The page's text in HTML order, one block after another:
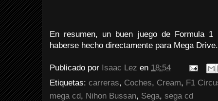
En resumen, un buen juego de Formula 1
haberse hecho directamente para Mega
Publicado por Isaac Lez en 18:54
Etiquetas: carreras, Coches, Cream, F1
mega cd, Nihon Bussan, Sega, sega cd